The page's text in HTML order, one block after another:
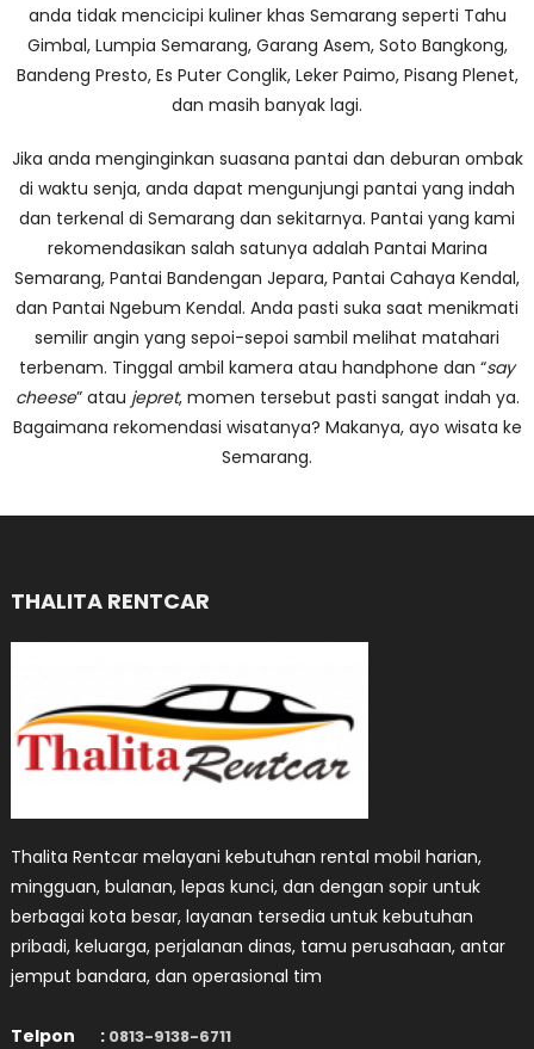
anda tidak mencicipi kuliner khas Semarang seperti Tahu
Gimbal, Lumpia Semarang, Garang Asem, Soto Bangkong,
Bandeng Presto, Es Puter Conglik, Leker Paimo, Pisang Plenet,
dan masih banyak lagi.
Jika anda menginginkan suasana pantai dan deburan ombak
di waktu senja, anda dapat mengunjungi pantai yang indah
dan terkenal di Semarang dan sekitarnya. Pantai yang kami
rekomendasikan salah satunya adalah Pantai Marina
Semarang, Pantai Bandengan Jepara, Pantai Cahaya Kendal,
dan Pantai Ngebum Kendal. Anda pasti suka saat menikmati
semilir angin yang sepoi-sepoi sambil melihat matahari
terbenam. Tinggal ambil kamera atau handphone dan “say
cheese” atau jepret, momen tersebut pasti sangat indah ya.
Bagaimana rekomendasi wisatanya? Makanya, ayo wisata ke
Semarang.
THALITA RENTCAR
Thalita Rentcar melayani kebutuhan rental mobil harian,
mingguan, bulanan, lepas kunci, dan dengan sopir untuk
berbagai kota besar, layanan tersedia untuk kebutuhan
pribadi, keluarga, perjalanan dinas, tamu perusahaan, antar
jemput bandara, dan operasional tim
Telpon : 0813-9138-6711